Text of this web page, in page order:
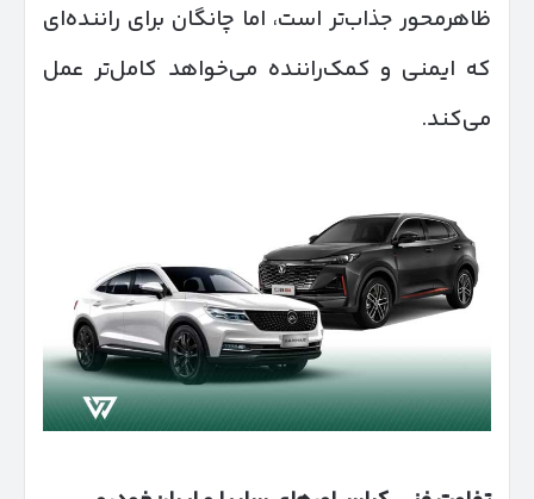
ظاهرمحور جذاب‌تر است، اما چانگان برای راننده‌ای
که ایمنی و کمک‌راننده می‌خواهد کامل‌تر عمل
می‌کند.